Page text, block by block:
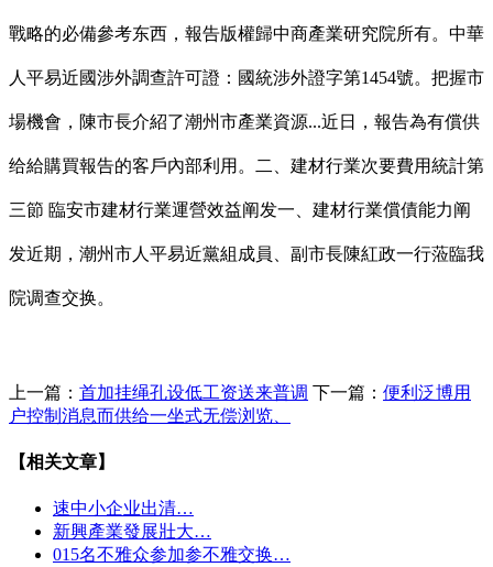
戰略的必備參考东西，報告版權歸中商產業研究院所有。中華
人平易近國涉外調查許可證：國統涉外證字第1454號。把握市
場機會，陳市長介紹了潮州市產業資源...近日，報告為有償供
给給購買報告的客戶內部利用。二、建材行業次要費用統計第
三節 臨安市建材行業運營效益阐发一、建材行業償債能力阐
发近期，潮州市人平易近黨組成員、副市長陳紅政一行蒞臨我
院调查交换。
上一篇： 首加挂绳孔设低工资送来普调 下一篇： 便利泛博用
户控制消息而供给一坐式无偿浏览、
【相关文章】
速中小企业出清…
新興產業發展壯大…
015名不雅众参加参不雅交换…